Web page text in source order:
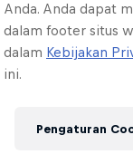
Anda. Anda dapat
dalam footer situs
dalam Kebijakan
ini.
Pengaturan